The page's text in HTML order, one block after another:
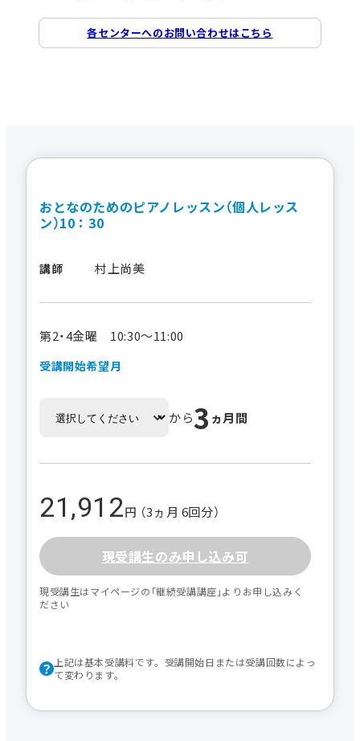
各センターへのお問い合わせはこちら
おとなのためのピアノレッスン（個人レッス
ン）10：30
講師 村上尚美
第2・4金曜 10:30～11:00
受講開始希望月
から3 ヵ月間
21,912円 （3ヵ月 6回分）
現受講生のみ申し込み可
現受講生はマイページの｢継続受講講座｣よりお申し込みく
ださい
上記は基本受講料です。受講開始日または受講回数によっ
て変わります。